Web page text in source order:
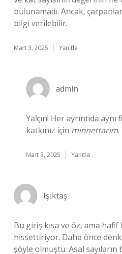
bulunamadı. Ancak,
bilgi verilebilir.
Mart 3, 2025 Yanıtla
admin
Yalçın! Her ayrıntıda
katkınız için minnettarım.
Mart 3, 2025 Yanıtla
Işıktaş
Bu giriş kısa ve öz, ama
hissettiriyor. Daha önce
şöyle olmuştu: Asal sayıların